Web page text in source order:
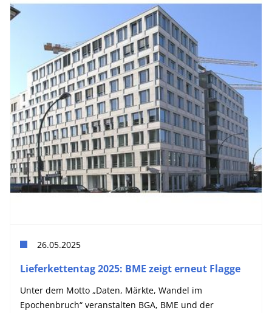
26.05.2025
Lieferkettentag 2025: BME zeigt erneut Flagge
Unter dem Motto „Daten, Märkte, Wandel im
Epochenbruch“ veranstalten BGA, BME und der